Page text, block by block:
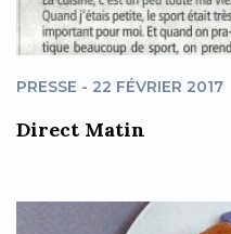
PRESSE - 22 FÉVRIER 2017
Direct Matin